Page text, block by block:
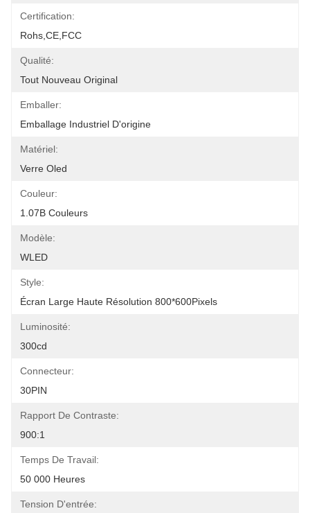
Certification:
Rohs,CE,FCC
Qualité:
Tout Nouveau Original
Emballer:
Emballage Industriel D'origine
Matériel:
Verre Oled
Couleur:
1.07B Couleurs
Modèle:
WLED
Style:
Écran Large Haute Résolution 800*600Pixels
Luminosité:
300cd
Connecteur:
30PIN
Rapport De Contraste:
900:1
Temps De Travail:
50 000 Heures
Tension D'entrée: